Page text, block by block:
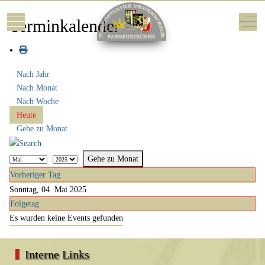
Mobile Menu Toggle Off-
Terminkalender
Nach Jahr
Nach Monat
Nach Woche
Heute
Gehe zu Monat
Gehe zu Monat
Vorheriger Tag
Sonntag, 04. Mai 2025
Folgetag
Es wurden keine Events gefunden
Interne Links